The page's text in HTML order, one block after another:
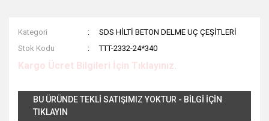
Kategori
SDS HİLTİ BETON DELME UÇ ÇEŞİTLERİ
Stok Kodu
TTT-2332-24*340
Kargo Ücret Bilgileri İçin Tıklayınız.
BU ÜRÜNDE TEKLİ SATIŞIMIZ YOKTUR - BİLGİ İÇİN
TIKLAYIN